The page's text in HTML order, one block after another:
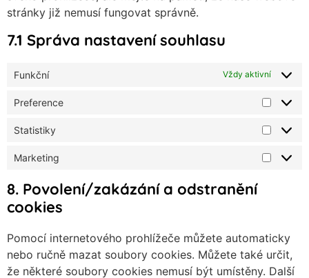
stránky již nemusí fungovat správně.
7.1 Správa nastavení souhlasu
Funkční Vždy aktivní
Preference
Statistiky
Marketing
8. Povolení/zakázání a odstranění
cookies
Pomocí internetového prohlížeče můžete automaticky
nebo ručně mazat soubory cookies. Můžete také určit,
že některé soubory cookies nemusí být umístěny. Další